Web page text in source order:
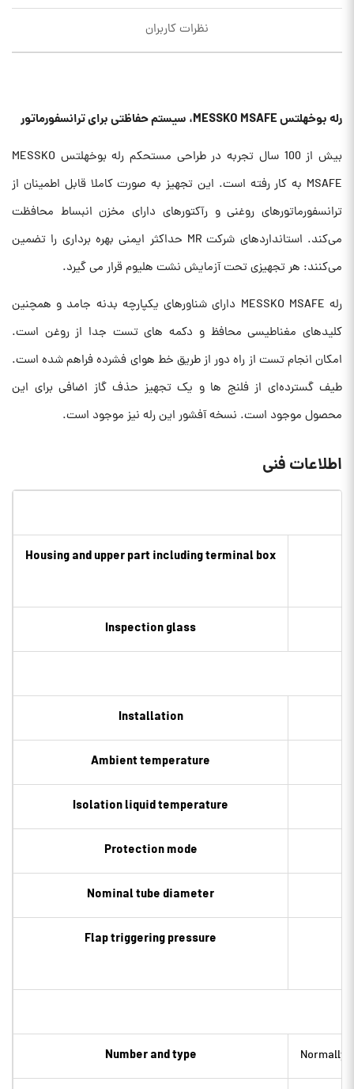
نظرات کاربران
رله بوخهلتس MESSKO MSAFE، سیستم حفاظتی برای ترانسفورماتور
بیش از 100 سال تجربه در طراحی مستحکم رله بوخهلتس MESSKO
MSAFE به کار رفته است. این تجهیز به صورت کاملا قابل اطمینان از
ترانسفورماتورهای روغنی و رآکتورهای دارای مخزن انبساط محافظت
می‌کند. استانداردهای شرکت MR حداکثر ایمنی بهره برداری را تضمین
می‌کنند: هر تجهیزی تحت آزمایش نشت هلیوم قرار می گیرد.
رله MESSKO MSAFE دارای شناورهای یکپارچه بدنه جامد و همچنین
کلیدهای مغناطیسی محافظ و دکمه های تست جدا از روغن است.
امکان انجام تست از راه دور از طریق خط هوای فشرده فراهم شده است.
طیف گسترده‌ای از فلنج ها و یک تجهیز حذف گاز اضافی برای این
محصول موجود است. نسخه آفشور این رله نیز موجود است.
اطلاعات فنی
Housing and upper part including terminal box
Inspection glass
Installation
Ambient temperature
Isolation liquid temperature
Protection mode
Nominal tube diameter
Flap triggering pressure
Number and type Normally